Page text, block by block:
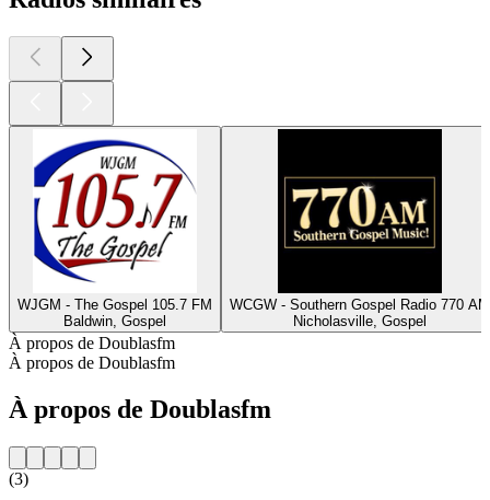
WJGM - The Gospel 105.7 FM
Baldwin, Gospel
WCGW - Southern Gospel Radio 770 AM
Nicholasville, Gospel
À propos de Doublasfm
À propos de Doublasfm
À propos de Doublasfm
(3)